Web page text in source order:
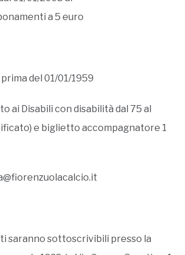
a 5 euro
del 01/01/1959
ai Disabili con disabilità dal 75 al
e biglietto accompagnatore 1
saranno sottoscrivibili presso la